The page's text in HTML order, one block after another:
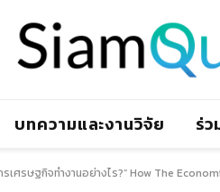
บทความและงานวิจัย ร่ว
รเศรษฐกิจทำงานอย่างไร?” How The